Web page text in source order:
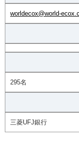
worldecox@world-
295名
三菱UFJ銀行